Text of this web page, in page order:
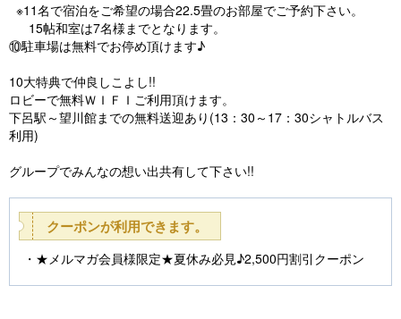
※11名で宿泊をご希望の場合22.5畳のお部屋でご予約下さい。
15帖和室は7名様までとなります。
⑩駐車場は無料でお停め頂けます♪
10大特典で仲良しこよし!!
ロビーで無料ＷＩＦＩご利用頂けます。
下呂駅～望川館までの無料送迎あり(13：30～17：30シャトルバス
利用)
グループでみんなの想い出共有して下さい!!
クーポンが利用できます。
★メルマガ会員様限定★夏休み必見♪2,500円割引クーポン